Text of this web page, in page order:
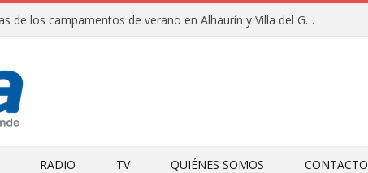
Clausuras de los campamentos de verano en Alhaurín y Villa del Guadalhorce 2026
RADIO TV QUIÉNES SOMOS CONTACTO